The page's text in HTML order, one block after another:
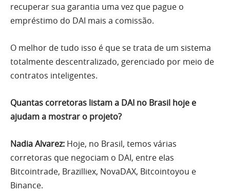
recuperar sua garantia uma vez que pague o
empréstimo do DAI mais a comissão.
O melhor de tudo isso é que se trata de um sistema
totalmente descentralizado, gerenciado por meio de
contratos inteligentes.
Quantas corretoras listam a DAI no Brasil hoje e
ajudam a mostrar o projeto?
Nadia Alvarez: Hoje, no Brasil, temos várias
corretoras que negociam o DAI, entre elas
Bitcointrade, Brazilliex, NovaDAX, Bitcointoyou e
Binance.